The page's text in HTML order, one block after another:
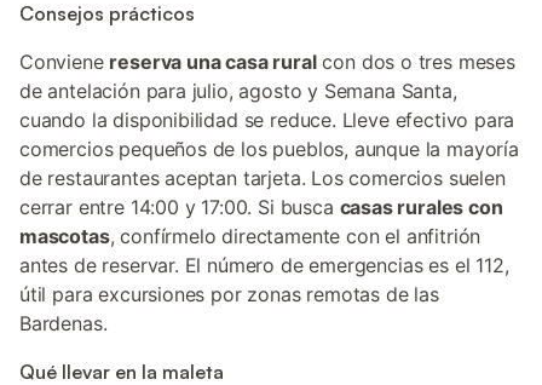
Consejos prácticos
Conviene reserva una casa ruralcon dos o tres meses
de antelación para julio, agosto y Semana Santa,
cuando la disponibilidad se reduce. Lleve efectivo para
comercios pequeños de los pueblos, aunque la mayoría
de restaurantes aceptan tarjeta. Los comercios suelen
cerrar entre 14:00 y 17:00. Si busca casas rurales con
mascotas, confírmelo directamente con el anfitrión
antes de reservar. El número de emergencias es el 112,
útil para excursiones por zonas remotas de las
Bardenas.
Qué llevar en la maleta